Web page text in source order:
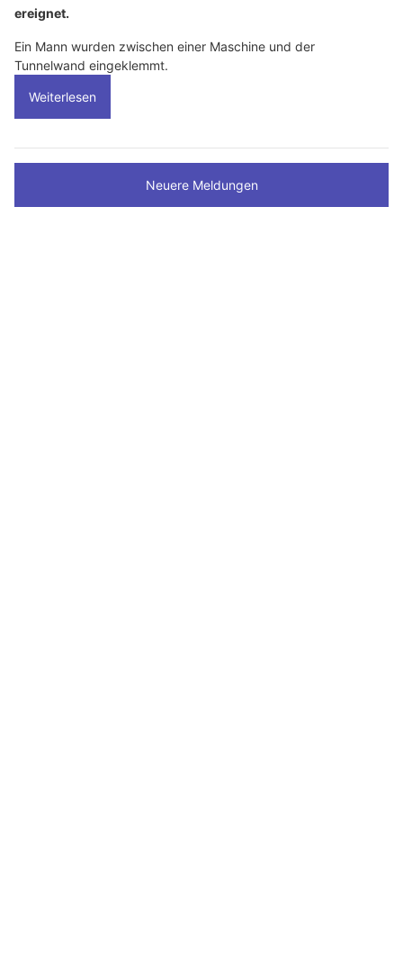
ereignet.
Ein Mann wurden zwischen einer Maschine und der
Tunnelwand eingeklemmt.
Weiterlesen
Neuere Meldungen